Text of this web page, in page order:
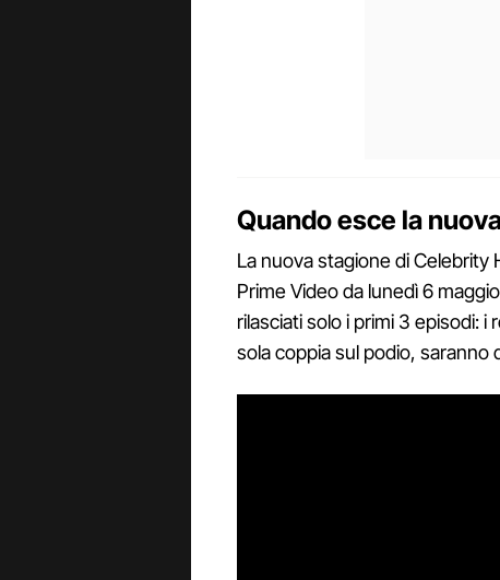
Quando esce la
La nuova stagione di Celebrity
Prime Video da lunedì 6
rilasciati solo i primi 3 episodi:
sola coppia sul podio, saranno